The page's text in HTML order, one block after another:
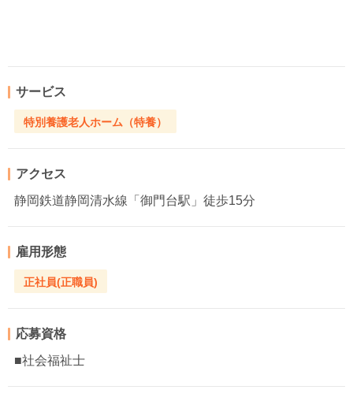
サービス
特別養護老人ホーム（特養）
アクセス
静岡鉄道静岡清水線「御門台駅」徒歩15分
雇用形態
正社員(正職員)
応募資格
■社会福祉士